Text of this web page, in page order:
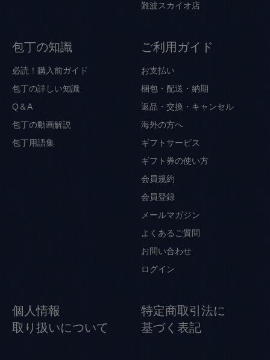
難波スカイオ店
包丁の知識
必読！購入前ガイド
包丁の詳しい知識
Q＆A
包丁の動画解説
包丁用語集
ご利用ガイド
お支払い
梱包・配送・納期
返品・交換・キャンセル
海外の方へ
ギフトサービス
ギフト券の使い方
会員規約
会員登録
メールマガジン
よくあるご質問
お問い合わせ
ログイン
個人情報
取り扱いについて
特定商取引法に
基づく表記